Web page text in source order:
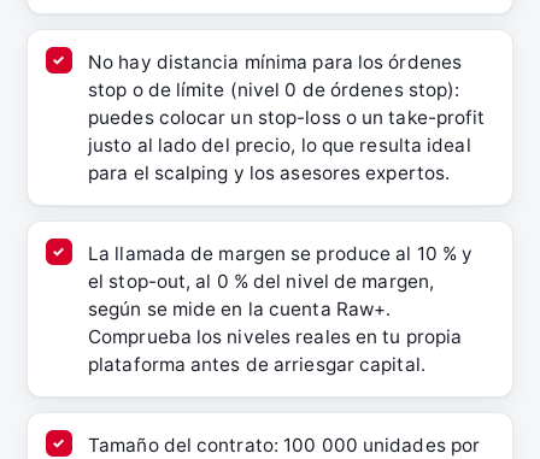
No hay distancia mínima para los órdenes
stop o de límite (nivel 0 de órdenes stop):
puedes colocar un stop-loss o un take-profit
justo al lado del precio, lo que resulta ideal
para el scalping y los asesores expertos.
La llamada de margen se produce al 10 % y
el stop-out, al 0 % del nivel de margen,
según se mide en la cuenta Raw+.
Comprueba los niveles reales en tu propia
plataforma antes de arriesgar capital.
Tamaño del contrato: 100 000 unidades por